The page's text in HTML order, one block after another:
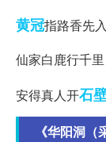
黄冠指路香先
仙家白鹿行千里
安得真人开石
《华阳洞